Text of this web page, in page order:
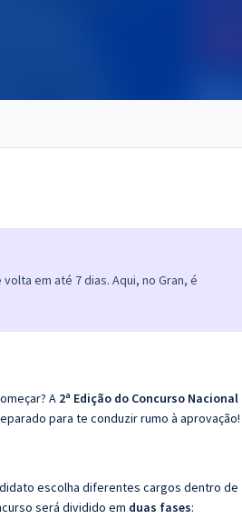
em até 7 dias. Aqui, no Gran, é
A 2ª Edição do Concurso Nacional
para te conduzir rumo à aprovação!
escolha diferentes cargos dentro de
será dividido em duas fases: